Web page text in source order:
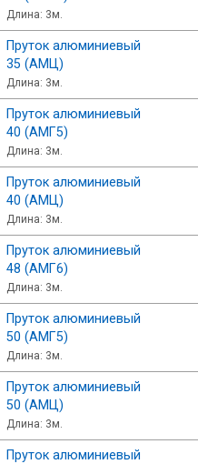
Длина: 3м.
Пруток алюминиевый
35 (АМЦ)
Длина: 3м.
Пруток алюминиевый
40 (АМГ5)
Длина: 3м.
Пруток алюминиевый
40 (АМЦ)
Длина: 3м.
Пруток алюминиевый
48 (АМГ6)
Длина: 3м.
Пруток алюминиевый
50 (АМГ5)
Длина: 3м.
Пруток алюминиевый
50 (АМЦ)
Длина: 3м.
Пруток алюминиевый